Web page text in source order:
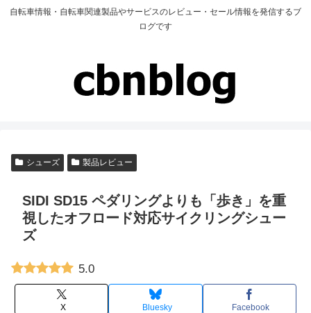
自転車情報・自転車関連製品やサービスのレビュー・セール情報を発信するブ
ログです
シューズ 製品レビュー
SIDI SD15 ペダリングよりも「歩き」を重
視したオフロード対応サイクリングシュー
ズ
5.0
X Bluesky Facebook